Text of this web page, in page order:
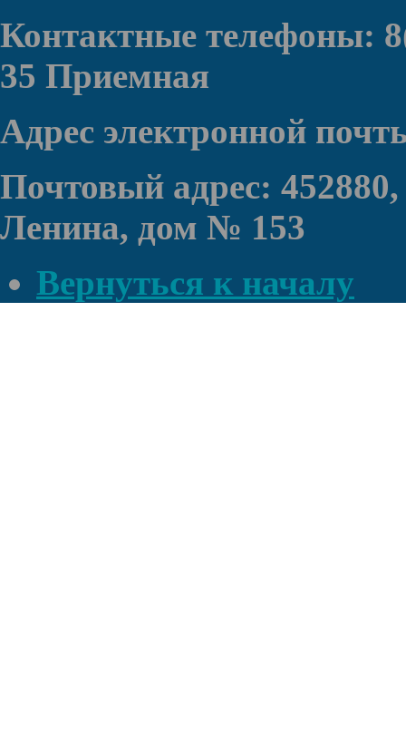
Контактные телефоны:
35 Приемная
Адрес электронной
Почтовый адрес:
Ленина, дом № 153
Вернуться к началу